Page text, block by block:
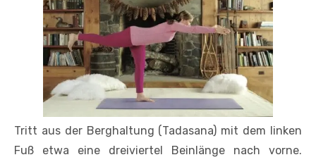
Tritt aus der Berghaltung (Tadasana) mit dem linken
Fuß etwa eine dreiviertel Beinlänge nach vorne.